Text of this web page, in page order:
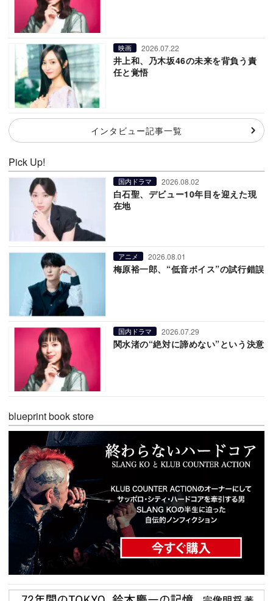
映画 2026.07.22
井上和、乃木坂46の未来を背負う責
任と覚悟
インタビュー記事一覧
Pick Up!
国内ドラマ 2026.08.02
白石聖、デビュー10年目を迎えた現
在地
アニメ 2026.08.01
梅原裕一郎、“低音ボイス”の試行錯誤
国内ドラマ 2026.07.29
関水渚の“絶対に諦めない”という決意
blueprint book store